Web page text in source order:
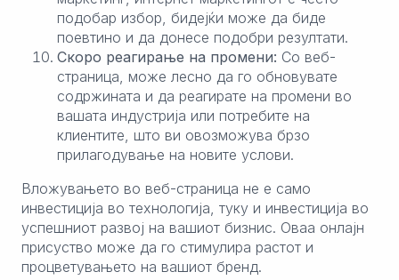
подобар избор, бидејќи може да биде
поевтино и да донесе подобри резултати.
Скоро реагирање на промени: Со веб-
страница, може лесно да го обновувате
содржината и да реагирате на промени во
вашата индустрија или потребите на
клиентите, што ви овозможува брзо
прилагодување на новите услови.
Вложувањето во веб-страница не е само
инвестиција во технологија, туку и инвестиција во
успешниот развој на вашиот бизнис. Оваа онлајн
присуство може да го стимулира растот и
процветувањето на вашиот бренд.